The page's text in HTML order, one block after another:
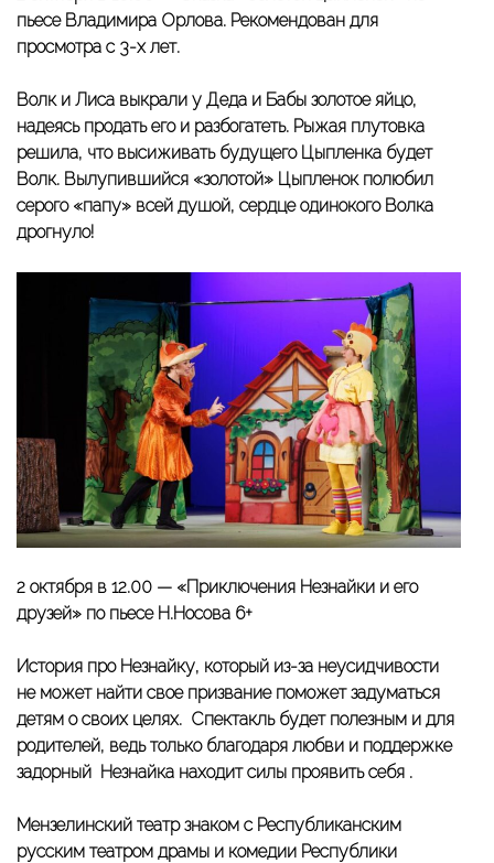
пьесе Владимира Орлова. Рекомендован для
просмотра с 3-х лет.
Волк и Лиса выкрали у Деда и Бабы золотое яйцо,
надеясь продать его и разбогатеть. Рыжая плутовка
решила, что высиживать будущего Цыпленка будет
Волк. Вылупившийся «золотой» Цыпленок полюбил
серого «папу» всей душой, сердце одинокого Волка
дрогнуло!
2 октября в 12.00 — «Приключения Незнайки и его
друзей» по пьесе Н.Носова 6+
История про Незнайку, который из-за неусидчивости
не может найти свое призвание поможет задуматься
детям о своих целях. Спектакль будет полезным и для
родителей, ведь только благодаря любви и поддержке
задорный Незнайка находит силы проявить себя .
Мензелинский театр знаком с Республиканским
русским театром драмы и комедии Республики